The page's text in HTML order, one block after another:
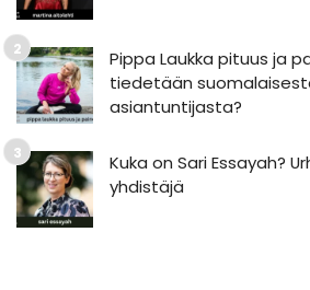
Pippa Laukka pituus ja
tiedetään
asiantuntijasta?
Kuka on Sari Essayah?
yhdistäjä